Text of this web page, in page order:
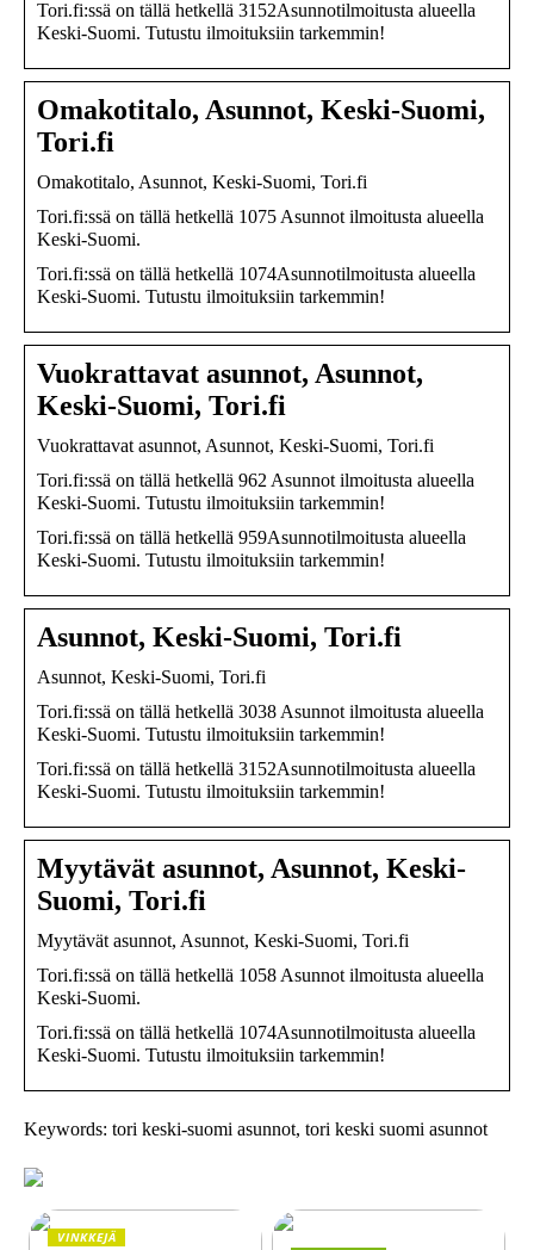
Tori.fi:ssä on tällä hetkellä 3152Asunnotilmoitusta alueella
Keski-Suomi. Tutustu ilmoituksiin tarkemmin!
Omakotitalo, Asunnot, Keski-Suomi,
Tori.fi
Omakotitalo, Asunnot, Keski-Suomi, Tori.fi
Tori.fi:ssä on tällä hetkellä 1075 Asunnot ilmoitusta alueella
Keski-Suomi.
Tori.fi:ssä on tällä hetkellä 1074Asunnotilmoitusta alueella
Keski-Suomi. Tutustu ilmoituksiin tarkemmin!
Vuokrattavat asunnot, Asunnot,
Keski-Suomi, Tori.fi
Vuokrattavat asunnot, Asunnot, Keski-Suomi, Tori.fi
Tori.fi:ssä on tällä hetkellä 962 Asunnot ilmoitusta alueella
Keski-Suomi. Tutustu ilmoituksiin tarkemmin!
Tori.fi:ssä on tällä hetkellä 959Asunnotilmoitusta alueella
Keski-Suomi. Tutustu ilmoituksiin tarkemmin!
Asunnot, Keski-Suomi, Tori.fi
Asunnot, Keski-Suomi, Tori.fi
Tori.fi:ssä on tällä hetkellä 3038 Asunnot ilmoitusta alueella
Keski-Suomi. Tutustu ilmoituksiin tarkemmin!
Tori.fi:ssä on tällä hetkellä 3152Asunnotilmoitusta alueella
Keski-Suomi. Tutustu ilmoituksiin tarkemmin!
Myytävät asunnot, Asunnot, Keski-
Suomi, Tori.fi
Myytävät asunnot, Asunnot, Keski-Suomi, Tori.fi
Tori.fi:ssä on tällä hetkellä 1058 Asunnot ilmoitusta alueella
Keski-Suomi.
Tori.fi:ssä on tällä hetkellä 1074Asunnotilmoitusta alueella
Keski-Suomi. Tutustu ilmoituksiin tarkemmin!
Keywords: tori keski-suomi asunnot, tori keski suomi asunnot
VINKKEJÄ